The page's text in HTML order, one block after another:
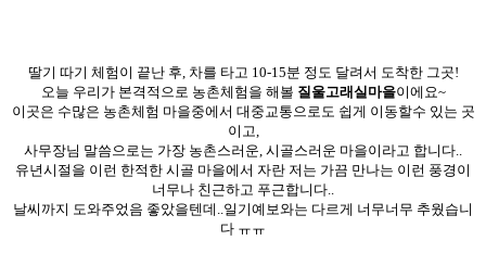
딸기 따기 체험이 끝난 후, 차를 타고 10-15분 정도 달려서 도착한 그곳!
오늘 우리가 본격적으로 농촌체험을 해볼 질울고래실마을이에요~
이곳은 수많은 농촌체험 마을중에서 대중교통으로도 쉽게 이동할수 있는 곳
이고,
사무장님 말씀으로는 가장 농촌스러운, 시골스러운 마을이라고 합니다..
유년시절을 이런 한적한 시골 마을에서 자란 저는 가끔 만나는 이런 풍경이
너무나 친근하고 푸근합니다..
날씨까지 도와주었음 좋았을텐데..일기예보와는 다르게 너무너무 추웠습니
다 ㅠㅠ